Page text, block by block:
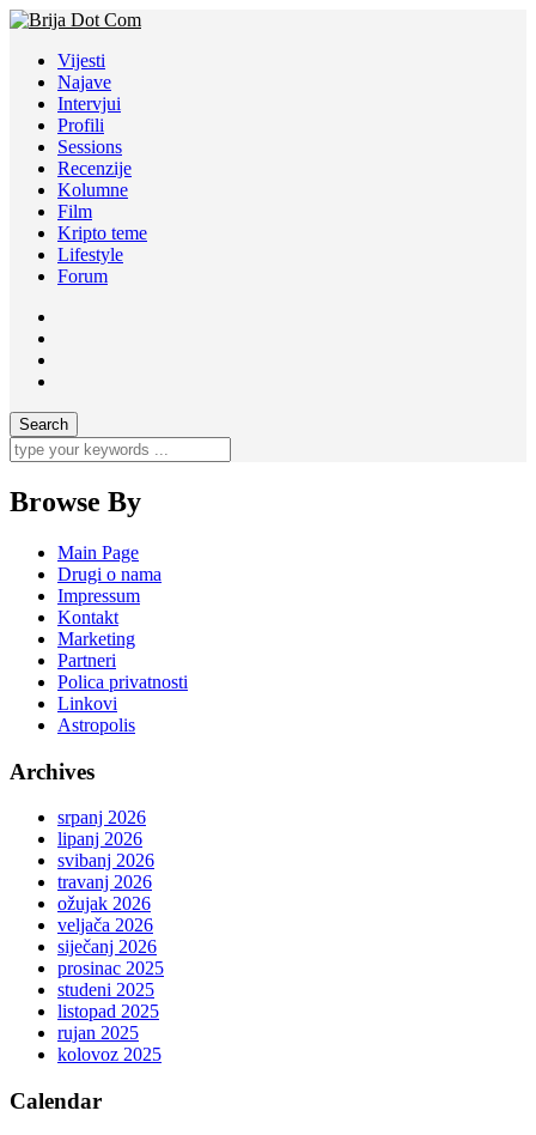
Vijesti
Najave
Intervjui
Profili
Sessions
Recenzije
Kolumne
Film
Kripto teme
Lifestyle
Forum
Browse By
Main Page
Drugi o nama
Impressum
Kontakt
Marketing
Partneri
Polica privatnosti
Linkovi
Astropolis
Archives
srpanj 2026
lipanj 2026
svibanj 2026
travanj 2026
ožujak 2026
veljača 2026
siječanj 2026
prosinac 2025
studeni 2025
listopad 2025
rujan 2025
kolovoz 2025
Calendar